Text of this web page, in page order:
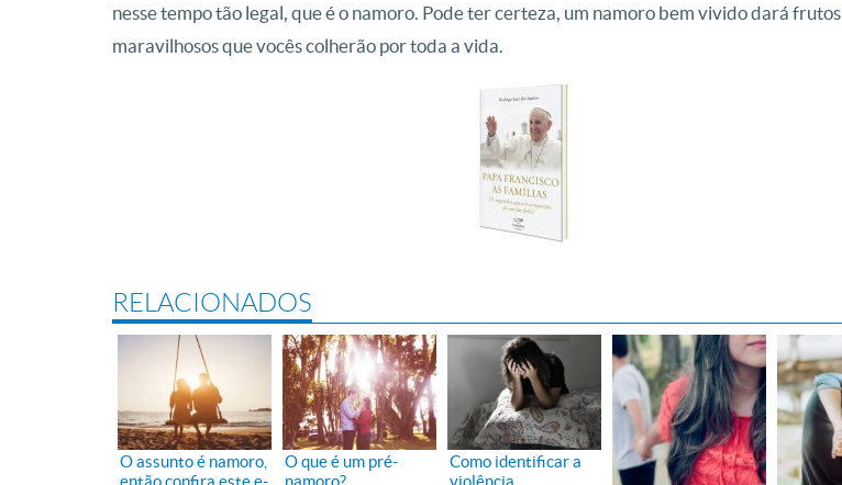
nesse tempo tão legal, que é o namoro. Pode ter certeza, um namoro bem vivido dará frutos
maravilhosos que vocês colherão por toda a vida.
RELACIONADOS
O assunto é namoro,
então confira este e-
O que é um pré-
namoro?
Como identificar a
violência